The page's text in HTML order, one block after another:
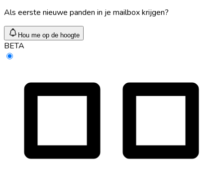
Als eerste nieuwe panden in je mailbox krijgen?
Hou me op de hoogte
BETA